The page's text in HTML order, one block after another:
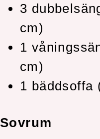
3
cm)
1
cm)
1 bäddsoffa
Sovrum